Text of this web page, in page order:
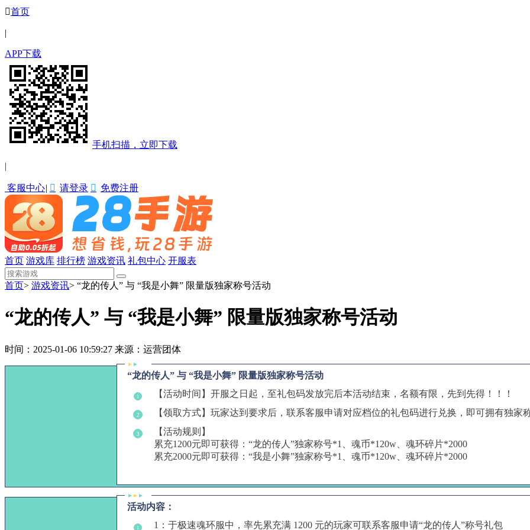
首页
|
APP下载
手机扫描，立即下载
|
客服中心|  请登录  免费注册
首页 游戏库 排行榜 游戏资讯 礼包中心 开服表
首页> 游戏资讯> “龙的传人” 与 “我是小舞” 限量版独家称号活动
“龙的传人” 与 “我是小舞” 限量版独家称号活动
时间：2025-01-06 10:59:27 来源：运营团体
“龙的传人” 与 “我是小舞” 限量版独家称号活动
1 【活动时间】开服之日起，至礼包码发放完后本活动结束，名额有限，先到先得！！！
2 【领取方式】玩家达到要求后，联系客服申请对应档位的礼包码进行兑换，即可拥有独家
3
【活动规则】
累充1200元即可获得：“龙的传人”独家称号*1、魂币*120w、魂环碎片*2000
累充2000元即可获得：“我是小舞”独家称号*1、魂币*120w、魂环碎片*2000
活动内容：
1 1：于极速魂环服中，率先累充满 1200 元的玩家可联系客服申请“龙的传人”称号礼包